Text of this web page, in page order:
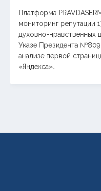
Платформа
мониторинг репутации
духовно-нравственных
Указе Президента
анализе первой
«Яндекса»..